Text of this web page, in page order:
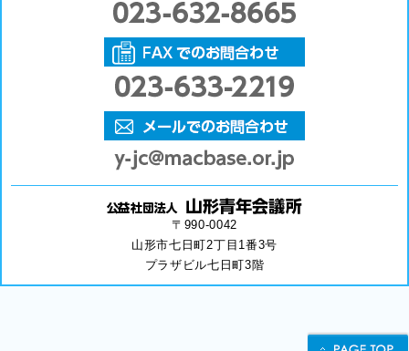
〒990-0042
山形市七日町2丁目1番3号
プラザビル七日町3階